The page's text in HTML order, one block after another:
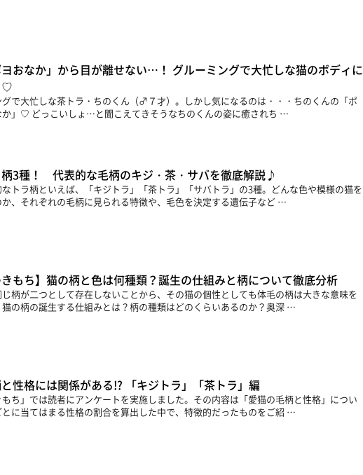
ヨおなか」から目が離せない…！ グルーミングで大忙しな猫のボディに
♡
で大忙しな茶トラ・ちのくん（♂７才）。しかし気になるのは・・・ちのくんの「ポ
か」♡ どっこいしょ…と聞こえてきそうなちのくんの姿に癒されち …
3種！ 代表的な毛柄のキジ・茶・サバを徹底解説♪
トラ柄といえば、「キジトラ」「茶トラ」「サバトラ」の3種。どんな色や模様の猫を
か、それぞれの毛柄に見られる特徴や、毛色を決定する遺伝子など …
きもち】猫の柄と色は何種類？誕生の仕組みと柄について徹底分析
柄が二つとして存在しないことから、その猫の個性としても体毛の柄は大きな意味を
の柄の誕生する仕組みとは？柄の種類はどのくらいあるのか？奥深 …
性格には関係がある!? 「キジトラ」「茶トラ」編
もち」では読者にアンケートを実施しました。その内容は「愛猫の毛柄と性格」につい
に当てはまる性格の割合を算出した中で、特徴的だったものをご紹 …